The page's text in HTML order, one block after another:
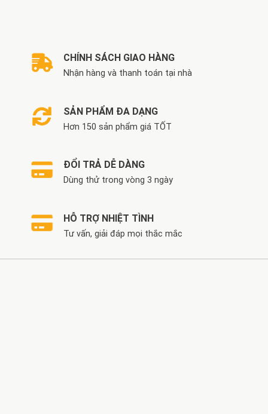
CHÍNH SÁCH GIAO HÀNG
Nhận hàng và thanh toán tại nhà
SẢN PHẨM ĐA DẠNG
Hơn 150 sản phẩm giá TỐT
ĐỔI TRẢ DỄ DÀNG
Dùng thử trong vòng 3 ngày
HỖ TRỢ NHIỆT TÌNH
Tư vấn, giải đáp mọi thắc mắc